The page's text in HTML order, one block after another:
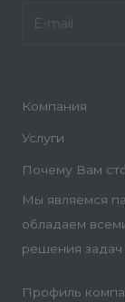
Компания
Услуги
Почему Вам
Мы являемся
обладаем
решения задач
Профиль